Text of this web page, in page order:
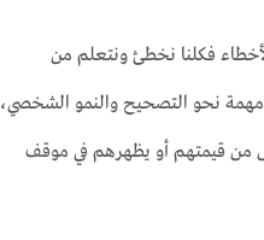
فكلنا نخطئ ونتعلم من
مهمة نحو التصحيح والنمو الشخصي،
من قيمتهم أو يظهرهم في موقف